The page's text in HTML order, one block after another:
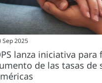
Sep 2025
lanza iniciativa para
de las tasas de